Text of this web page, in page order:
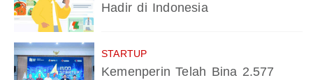
Hadir di Indonesia
STARTUP
Kemenperin Telah Bina 2.577